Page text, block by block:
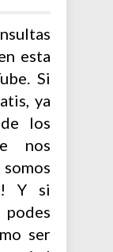
esta
Si
ya
los
nos
Y si
ser